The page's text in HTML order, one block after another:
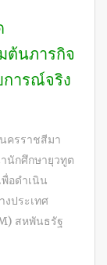
ต้นภารกิจ
ารณ์จริง
ครราชสีมา
นักศึกษายุวทูต
พื่อดำเนิน
ประเทศ
สหพันธรัฐ